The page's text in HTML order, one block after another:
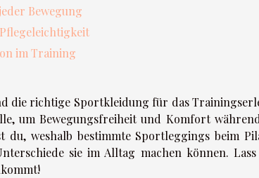
Bewegung
im Training
die richtige Sportkleidung für das
um Bewegungsfreiheit und Komfort
weshalb bestimmte Sportleggings beim
sie im Alltag machen können.